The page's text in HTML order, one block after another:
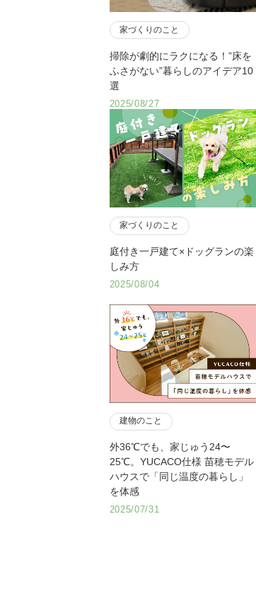
家づくりのこと
掃除が劇的にラクになる！”床を
ふさがない”暮らしのアイデア10
選
2025/08/27
家づくりのこと
庭付き一戸建て×ドッグランの楽
しみ方
2025/08/04
建物のこと
外36℃でも、家じゅう24〜
25℃。YUCACO仕様 苗穂モデル
ハウスで「同じ温度の暮らし」
を体感
2025/07/31